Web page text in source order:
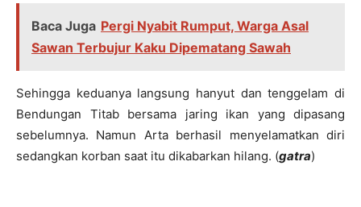
Baca Juga Pergi Nyabit Rumput, Warga Asal
Sawan Terbujur Kaku Dipematang Sawah
Sehingga keduanya langsung hanyut dan tenggelam di
Bendungan Titab bersama jaring ikan yang dipasang
sebelumnya. Namun Arta berhasil menyelamatkan diri
sedangkan korban saat itu dikabarkan hilang. (gatra)